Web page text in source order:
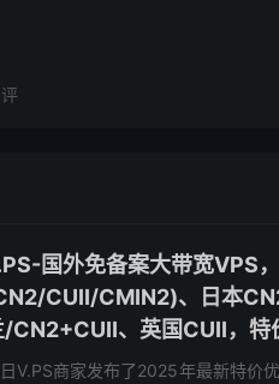
国外免备案大带宽VPS
CUII/CMIN2)、日本
/CN2+CUII、英国CUII，
V.PS商家发布了2025年最新特价